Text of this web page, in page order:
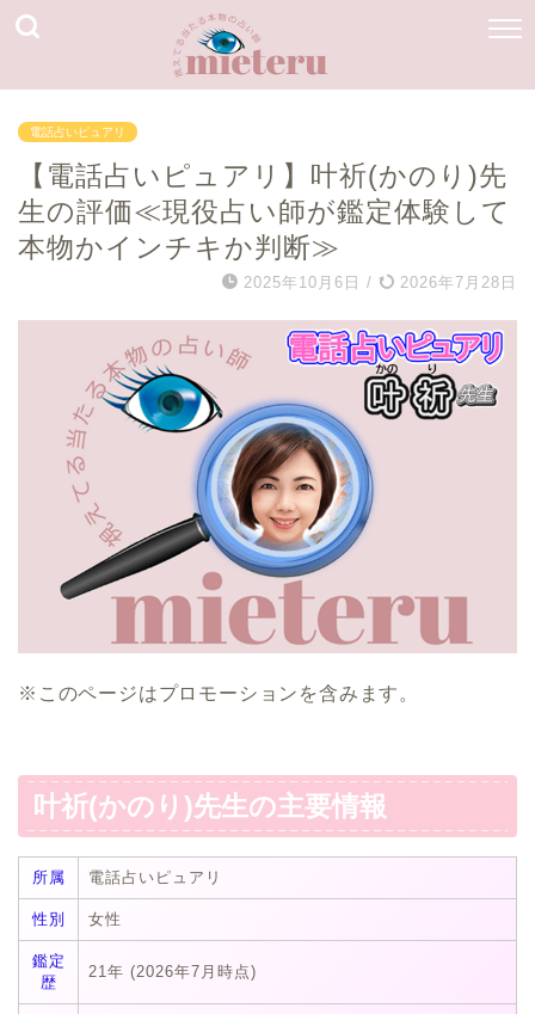
電話占いピュアリ
【電話占いピュアリ】叶祈(かのり)先
生の評価≪現役占い師が鑑定体験して
本物かインチキか判断≫
2025年10月6日 / 2026年7月28日
※このページはプロモーションを含みます。
叶祈(かのり)先生の主要情報
所属 電話占いピュアリ
性別 女性
鑑定
歴
21年 (2026年7月時点)